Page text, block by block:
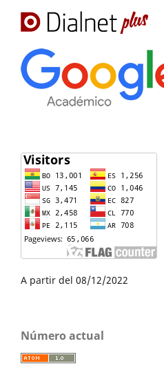
A partir del 08/12/2022
Número actual